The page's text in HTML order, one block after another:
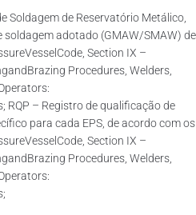
Soldagem de Reservatório Metálico,
adotado (GMAW/SMAW) de
Section IX –
Procedures, Welders,
– Registro de qualificação de
para cada EPS, de acordo com os
Section IX –
Procedures, Welders,